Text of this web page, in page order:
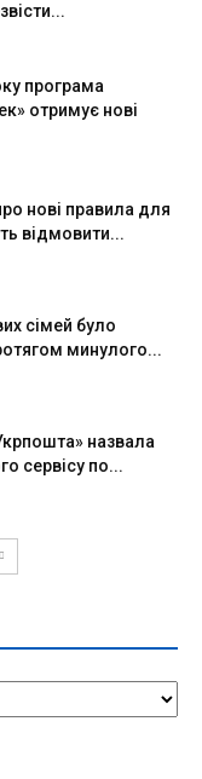
програма
отримує нові
нові правила для
відмовити...
сімей було
минулого...
назвала
сервісу по...